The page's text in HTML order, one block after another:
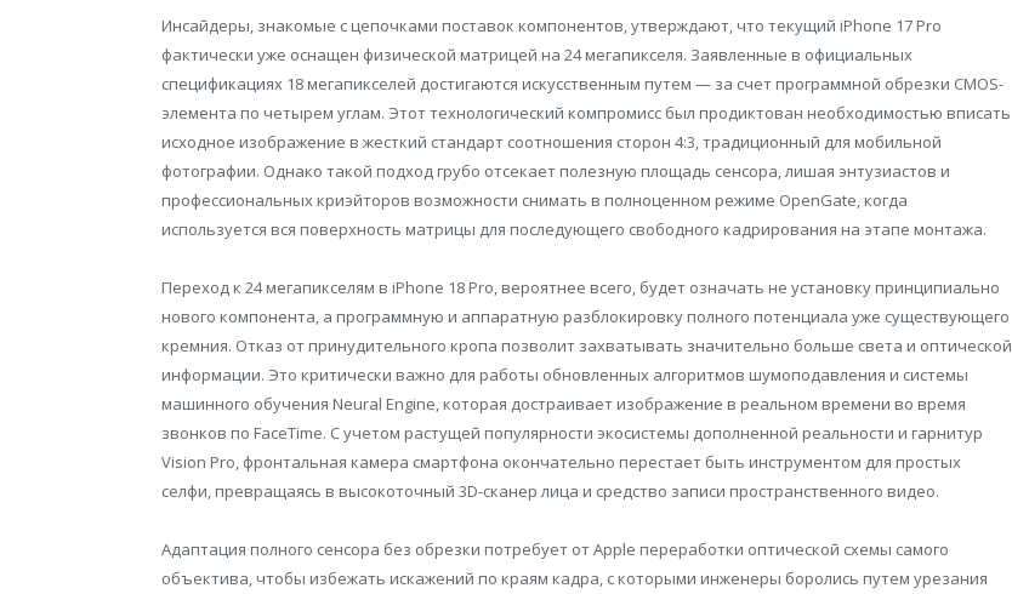
Инсайдеры, знакомые с цепочками поставок компонентов, утверждают, что текущий iPhone 17 Pro
фактически уже оснащен физической матрицей на 24 мегапикселя. Заявленные в официальных
спецификациях 18 мегапикселей достигаются искусственным путем — за счет программной обрезки CMOS-
элемента по четырем углам. Этот технологический компромисс был продиктован необходимостью вписать
исходное изображение в жесткий стандарт соотношения сторон 4:3, традиционный для мобильной
фотографии. Однако такой подход грубо отсекает полезную площадь сенсора, лишая энтузиастов и
профессиональных криэйторов возможности снимать в полноценном режиме OpenGate, когда
используется вся поверхность матрицы для последующего свободного кадрирования на этапе монтажа.
Переход к 24 мегапикселям в iPhone 18 Pro, вероятнее всего, будет означать не установку принципиально
нового компонента, а программную и аппаратную разблокировку полного потенциала уже существующего
кремния. Отказ от принудительного кропа позволит захватывать значительно больше света и оптической
информации. Это критически важно для работы обновленных алгоритмов шумоподавления и системы
машинного обучения Neural Engine, которая достраивает изображение в реальном времени во время
звонков по FaceTime. С учетом растущей популярности экосистемы дополненной реальности и гарнитур
Vision Pro, фронтальная камера смартфона окончательно перестает быть инструментом для простых
селфи, превращаясь в высокоточный 3D-сканер лица и средство записи пространственного видео.
Адаптация полного сенсора без обрезки потребует от Apple переработки оптической схемы самого
объектива, чтобы избежать искажений по краям кадра, с которыми инженеры боролись путем урезания